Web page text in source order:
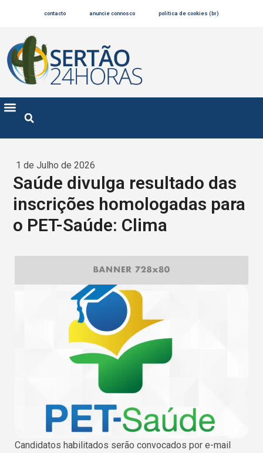
contacto anuncie connosco política de cookies (br)
1 de Julho de 2026
Saúde divulga resultado das
inscrições homologadas para
o PET-Saúde: Clima
Candidatos habilitados serão convocados por e-mail